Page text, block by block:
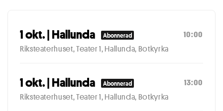
1 okt. | Hallunda Abonnerad
Riksteaterhuset, Teater 1, Hallunda, Botkyrka
10:00
1 okt. | Hallunda Abonnerad
Riksteaterhuset, Teater 1, Hallunda, Botkyrka
13:00